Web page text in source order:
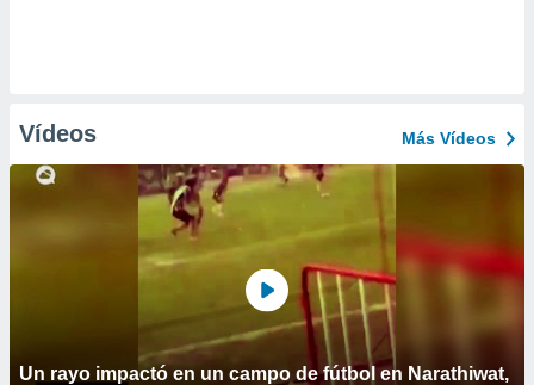
Vídeos Más Vídeos
Un rayo impactó en un campo de fútbol en Narathiwat,